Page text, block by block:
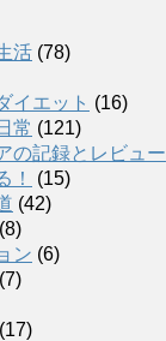
活 (78)
イエット (16)
常 (121)
の記録とレビュー
！
(15)
(42)
(8)
ン (6)
(7)
(17)